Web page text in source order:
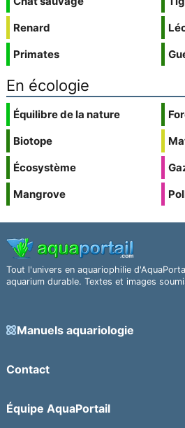
Renard
Primates
En écologie
Équilibre de la nature
Biotope
Écosystème
Mangrove
Tout l'univers en aquariophilie
aquarium durable. Textes et images
Manuels aquariologie
Contact
Équipe AquaPortail